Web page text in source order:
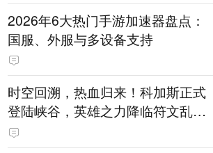
2026年6大热门手游加速器盘点：
国服、外服与多设备支持
时空回溯，热血归来！科加斯正式
登陆峡谷，英雄之力降临符文乱
斗！